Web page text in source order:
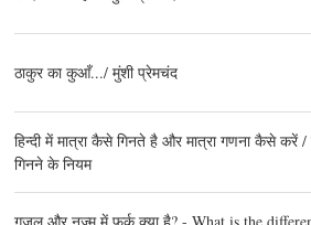
ठाकुर का कुआँ.../ मुंशी प्रेमचंद
हिन्दी में मात्रा कैसे गिनते है और मात्रा गणना कैसे करें /
गिनने के नियम